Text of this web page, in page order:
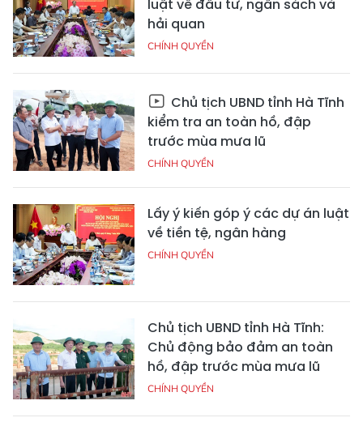
luật về đầu tư, ngân sách và
hải quan
CHÍNH QUYỀN
Chủ tịch UBND tỉnh Hà Tĩnh
kiểm tra an toàn hồ, đập
trước mùa mưa lũ
CHÍNH QUYỀN
Lấy ý kiến góp ý các dự án luật
về tiền tệ, ngân hàng
CHÍNH QUYỀN
Chủ tịch UBND tỉnh Hà Tĩnh:
Chủ động bảo đảm an toàn
hồ, đập trước mùa mưa lũ
CHÍNH QUYỀN